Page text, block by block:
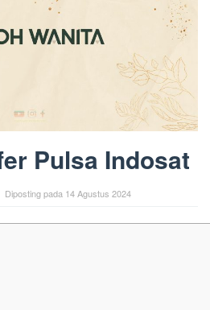
Pulsa Indosat
Diposting pada 14 Agustus 2024